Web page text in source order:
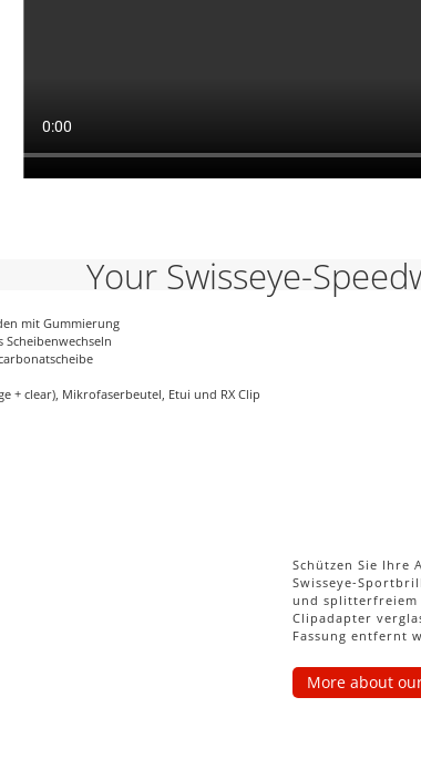
Your Swisseye-
mit Gummierung
+ clear), Mikrofaserbeutel, Etui und RX Clip
Schützen Sie Ihre
Swisseye-
und splitterfreiem
Clipadapter
Fassung entfernt
More about